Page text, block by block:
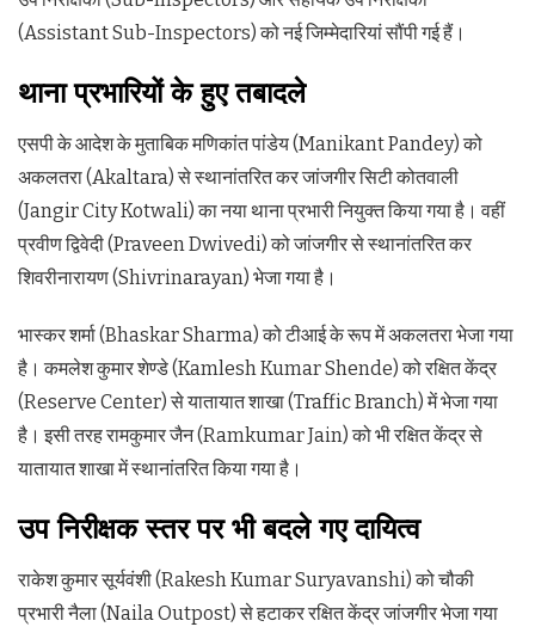
(Assistant Sub-Inspectors) को नई जिम्मेदारियां सौंपी गई हैं।
थाना प्रभारियों के हुए तबादले
एसपी के आदेश के मुताबिक मणिकांत पांडेय (Manikant Pandey) को
अकलतरा (Akaltara) से स्थानांतरित कर जांजगीर सिटी कोतवाली
(Jangir City Kotwali) का नया थाना प्रभारी नियुक्त किया गया है। वहीं
प्रवीण द्विवेदी (Praveen Dwivedi) को जांजगीर से स्थानांतरित कर
शिवरीनारायण (Shivrinarayan) भेजा गया है।
भास्कर शर्मा (Bhaskar Sharma) को टीआई के रूप में अकलतरा भेजा गया
है। कमलेश कुमार शेण्डे (Kamlesh Kumar Shende) को रक्षित केंद्र
(Reserve Center) से यातायात शाखा (Traffic Branch) में भेजा गया
है। इसी तरह रामकुमार जैन (Ramkumar Jain) को भी रक्षित केंद्र से
यातायात शाखा में स्थानांतरित किया गया है।
उप निरीक्षक स्तर पर भी बदले गए दायित्व
राकेश कुमार सूर्यवंशी (Rakesh Kumar Suryavanshi) को चौकी
प्रभारी नैला (Naila Outpost) से हटाकर रक्षित केंद्र जांजगीर भेजा गया